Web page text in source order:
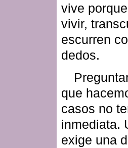
vive
vivir,
escurren
dedos.
que
casos no
inmediata.
exige una